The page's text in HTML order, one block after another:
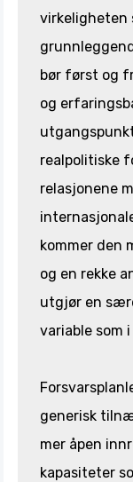
virkeligheten
bør først og
og
realpolitiske
relasjonene
kommer den
og en rekke
utgjør en
variable som
generisk
mer åpen
kapasiteter